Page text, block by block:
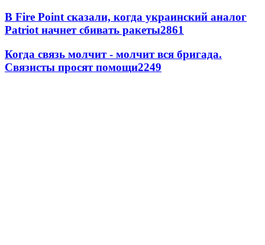
В Fire Point сказали, когда украинский аналог
Patriot начнет сбивать ракеты2861
Когда связь молчит - молчит вся бригада.
Связисты просят помощи2249